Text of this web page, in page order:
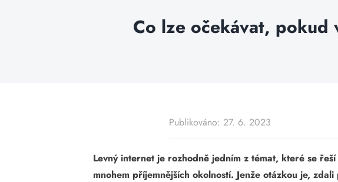
Co lze očekávat,
Publikováno: 27. 6. 2023
Levný internet je rozhodně jedním z témat, které se
mnohem příjemnějších okolností. Jenže otázkou je,